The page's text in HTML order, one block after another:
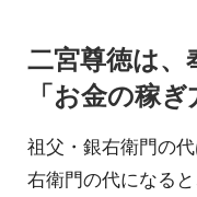
二宮尊徳は、
「お金の稼
祖父・銀右衛門の
右衛門の代になる